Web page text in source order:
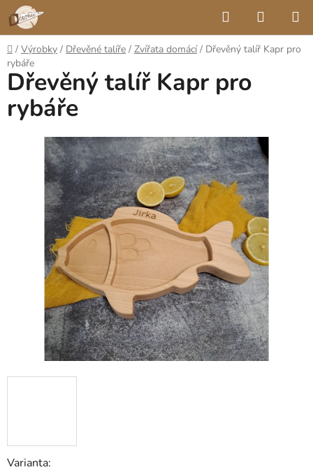
Přejít
na
obsah
Hledat
KOŠÍK
Domů
/ Výrobky / Dřevěné talíře / Zvířata domácí / Dřevěný talíř Kapr pro
rybáře
Varianta:
Dřevěný talíř Kapr pro
rybáře